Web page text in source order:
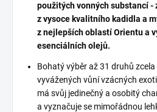
použitých vonných substancí -
z vysoce kvalitního kadidla a
z nejlepších oblastí Orientu a
esenciálních olejů.
Bohatý výběr až 31 druhů
vyvážených vůní vzácných
má svůj jedinečný a osobitý
a vyznačuje se mimořádnou